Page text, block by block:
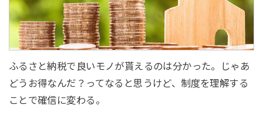
ふるさと納税で良いモノが貰えるのは分かった。じゃあ
どうお得なんだ？ってなると思うけど、制度を理解する
ことで確信に変わる。